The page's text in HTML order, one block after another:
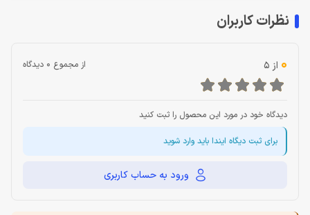
نظرات کاربران
0 از 5 از مجموع 0 دیدگاه
دیدگاه خود در مورد این محصول را ثبت کنید
برای ثبت دیگاه ایندا باید وارد شوید
ورود به حساب کاربری